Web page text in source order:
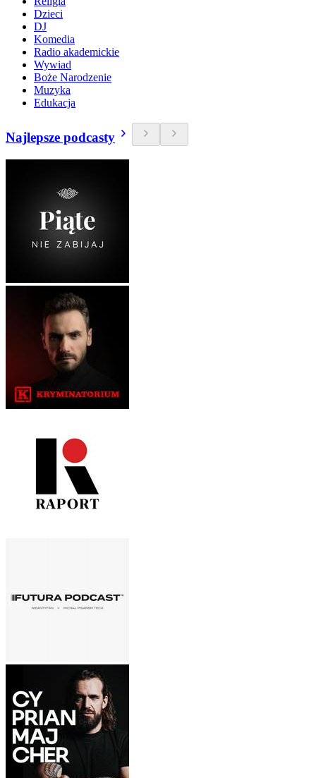
Dzieci
DJ
Komedia
Radio akademickie
Wywiad
Boże Narodzenie
Muzyka
Edukacja
Najlepsze podcasty